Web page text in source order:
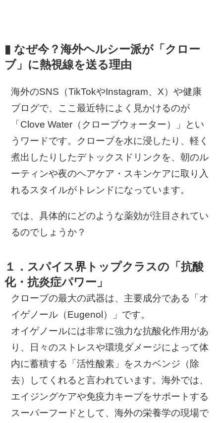
▮ なぜ今？海外ヘルシー派が「クロー
ブ」に熱視線を送る理由
海外のSNS（TikTokやInstagram、X）や健康
ブログで、ここ最近特によく見かけるのが
「Clove Water（クローブウォーター）」とい
うワードです。クローブを水に浸したり、軽く
煮出したりしたデトックスドリンクを、朝のル
ーティンや夜のヘアケア・スキンケアに取り入
れるスタイルがトレンドになっています。
では、具体的にどのような薬効が注目されてい
るのでしょうか？
１．スパイス界トップクラスの「抗酸
化・抗炎症パワー」
クローブの最大の武器は、主要成分である「オ
イゲノール（Eugenol）」です。
オイゲノールには非常に強力な抗酸化作用があ
り、日々のストレスや環境ダメージによって体
内に蓄積する「活性酸素」をスカベンジ（除
去）してくれると言われています。海外では、
エイジングケアや免疫力キープをサポートする
スーパーフードとして、海外の栄養学の現場で